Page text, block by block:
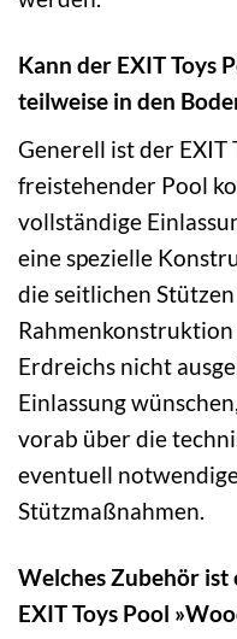
Kann der EXIT Toys
teilweise in den
Generell ist der EXIT
freistehender Pool
vollständige
eine spezielle
die seitlichen
Erdreichs nicht
Einlassung
vorab über die
eventuell
Stützmaßnahmen.
Welches Zubehör
EXIT Toys Pool